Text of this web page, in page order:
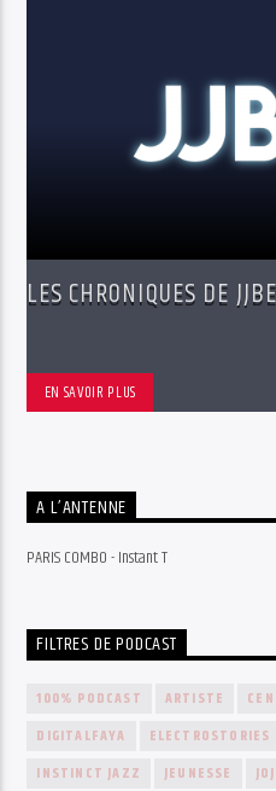
LES CHRONIQUES DE
EN SAVOIR PLUS
A L’ANTENNE
PARIS COMBO - Instant T
FILTRES DE PODCAST
100% PODCAST ARTISTE
DIGITALFAYA
ELECTROSTORIES
INSTINCT JAZZ
JEUNESSE